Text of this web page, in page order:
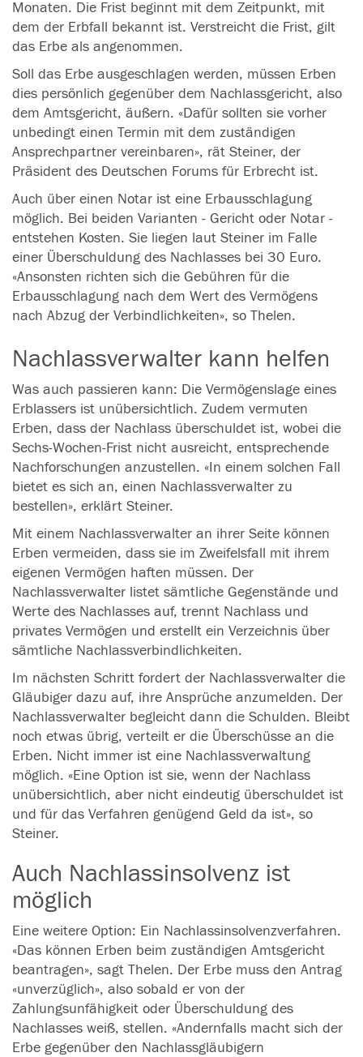
Monaten. Die Frist beginnt mit dem Zeitpunkt, mit
dem der Erbfall bekannt ist. Verstreicht die Frist, gilt
das Erbe als angenommen.
Soll das Erbe ausgeschlagen werden, müssen Erben
dies persönlich gegenüber dem Nachlassgericht, also
dem Amtsgericht, äußern. «Dafür sollten sie vorher
unbedingt einen Termin mit dem zuständigen
Ansprechpartner vereinbaren», rät Steiner, der
Präsident des Deutschen Forums für Erbrecht ist.
Auch über einen Notar ist eine Erbausschlagung
möglich. Bei beiden Varianten - Gericht oder Notar -
entstehen Kosten. Sie liegen laut Steiner im Falle
einer Überschuldung des Nachlasses bei 30 Euro.
«Ansonsten richten sich die Gebühren für die
Erbausschlagung nach dem Wert des Vermögens
nach Abzug der Verbindlichkeiten», so Thelen.
Nachlassverwalter kann helfen
Was auch passieren kann: Die Vermögenslage eines
Erblassers ist unübersichtlich. Zudem vermuten
Erben, dass der Nachlass überschuldet ist, wobei die
Sechs-Wochen-Frist nicht ausreicht, entsprechende
Nachforschungen anzustellen. «In einem solchen Fall
bietet es sich an, einen Nachlassverwalter zu
bestellen», erklärt Steiner.
Mit einem Nachlassverwalter an ihrer Seite können
Erben vermeiden, dass sie im Zweifelsfall mit ihrem
eigenen Vermögen haften müssen. Der
Nachlassverwalter listet sämtliche Gegenstände und
Werte des Nachlasses auf, trennt Nachlass und
privates Vermögen und erstellt ein Verzeichnis über
sämtliche Nachlassverbindlichkeiten.
Im nächsten Schritt fordert der Nachlassverwalter die
Gläubiger dazu auf, ihre Ansprüche anzumelden. Der
Nachlassverwalter begleicht dann die Schulden. Bleibt
noch etwas übrig, verteilt er die Überschüsse an die
Erben. Nicht immer ist eine Nachlassverwaltung
möglich. «Eine Option ist sie, wenn der Nachlass
unübersichtlich, aber nicht eindeutig überschuldet ist
und für das Verfahren genügend Geld da ist», so
Steiner.
Auch Nachlassinsolvenz ist
möglich
Eine weitere Option: Ein Nachlassinsolvenzverfahren.
«Das können Erben beim zuständigen Amtsgericht
beantragen», sagt Thelen. Der Erbe muss den Antrag
«unverzüglich», also sobald er von der
Zahlungsunfähigkeit oder Überschuldung des
Nachlasses weiß, stellen. «Andernfalls macht sich der
Erbe gegenüber den Nachlassgläubigern